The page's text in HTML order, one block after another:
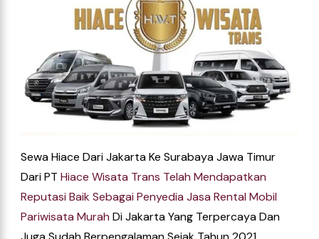
Sewa Hiace Dari Jakarta Ke Surabaya Jawa Timur
DariPT Hiace Wisata Trans Telah Mendapatkan
Reputasi BaikSebagai Penyedia Jasa Rental Mobil
Pariwisata Murah DiJakartaYang Terpercaya Dan